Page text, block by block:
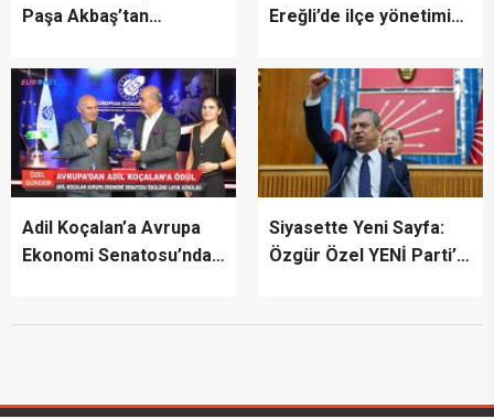
Paşa Akbaş’tan
Ereğli’de ilçe yönetimini
Adil Koçalan’a Avrupa
Ekonomi Senatosu’ndan
Siyasette Yeni Sayfa:
Özgür Özel YENİ Parti’yi